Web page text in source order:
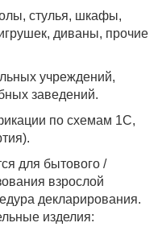
стулья, шкафы,
диваны, прочие
учреждений,
заведений.
по схемам 1С,
для бытового /
взрослой
декларирования.
изделия: